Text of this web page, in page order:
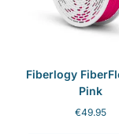
Fiberlogy
Pink
€49.95